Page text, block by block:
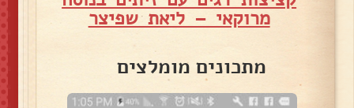
מרוקאי – ליאת שפיצר
מתכונים מומלצים